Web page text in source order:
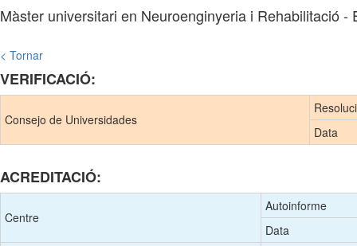
Màster universitari en Neuroenginyeria i Rehabilitació -
< Tornar
VERIFICACIÓ:
Consejo de Universidades
Data
ACREDITACIÓ:
Centre
Autoinforme
Data